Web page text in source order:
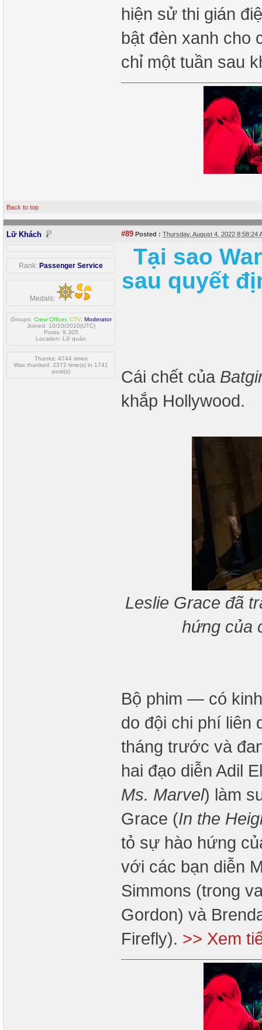
hiện sử thi gián
bật đèn xanh cho
chỉ một tuần sau
Back to top
Lữ Khách #89 Posted : Thursday, August 4, 2022 8:58:24
Rank: Passenger Service
Medals:
Groups: Crew Officer, CTV, Moderator
Joined: 10/20/2010(UTC)
Posts: 9,305
Location: Lữ quán
Thanks: 4744 times
Was thanked: 2372 time(s) in 1741
post(s)
Tại sao
sau quyết
Cái chết của
khắp Hollywood.
Leslie Grace đã
hứng của
Bộ phim — có
do đội chi phí liên
tháng trước và
hai đạo diễn Adil
Ms. Marvel) làm
Grace (In the
tỏ sự hào hứng
với các bạn diễn
Simmons (trong
Gordon) và
Firefly). >> Xem